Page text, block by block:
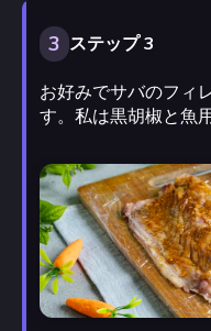
3 ステップ 3
お好みでサバのフィ
す。私は黒胡椒と魚